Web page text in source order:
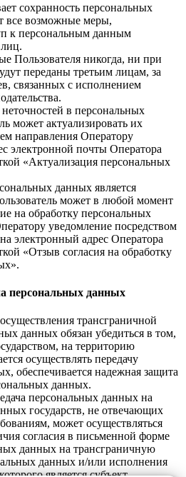
сохранность персональных
все возможные меры,
к персональным данным
Пользователя никогда, ни при
переданы третьим лицам, за
связанных с исполнением
в персональных
может актуализировать их
направления Оператору
электронной почты Оператора
«Актуализация персональных
данных является
может в любой момент
на обработку персональных
уведомление посредством
электронный адрес Оператора
«Отзыв согласия на обработку
персональных данных
трансграничной
данных обязан убедиться в том,
на территорию
осуществлять передачу
обеспечивается надежная защита
данных.
персональных данных на
государств, не отвечающих
может осуществляться
согласия в письменной форме
данных на трансграничную
данных и/или исполнения